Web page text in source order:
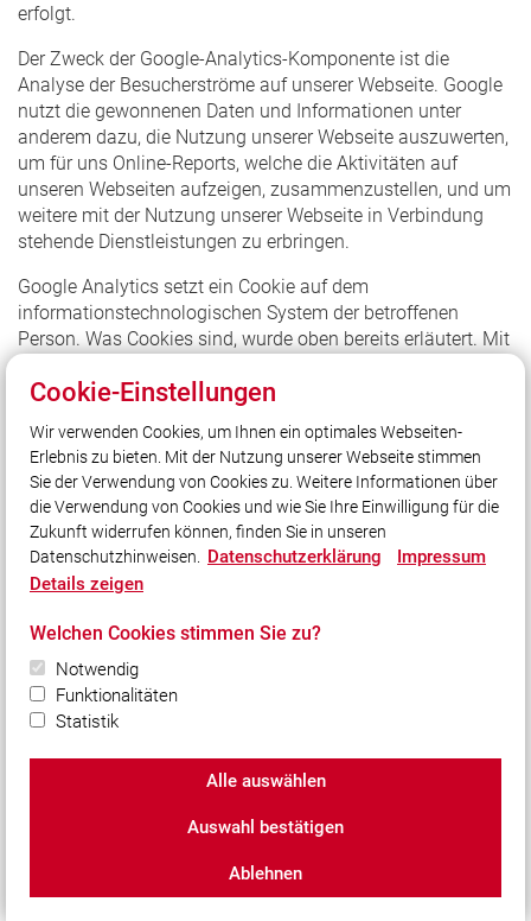
erfolgt.
Der Zweck der Google-Analytics-Komponente ist die
Analyse der Besucherströme auf unserer Webseite. Google
nutzt die gewonnenen Daten und Informationen unter
anderem dazu, die Nutzung unserer Webseite auszuwerten,
um für uns Online-Reports, welche die Aktivitäten auf
unseren Webseiten aufzeigen, zusammenzustellen, und um
weitere mit der Nutzung unserer Webseite in Verbindung
stehende Dienstleistungen zu erbringen.
Google Analytics setzt ein Cookie auf dem
informationstechnologischen System der betroffenen
Person. Was Cookies sind, wurde oben bereits erläutert. Mit
Benutzung unserer Webseite ermöglicht. Durch jeden Aufruf
Verarbeitung Verantwortlichen betrieben wird und auf
welcher eine Google-Analytics-Komponente integriert
wurde, wird der Internetbrowser auf dem
informationstechnologischen System der betroffenen
Person automatisch durch die jeweilige Google-Analytics-
Komponente veranlasst, Daten zum Zwecke der Online-
Analyse an Google zu übermitteln.
Im Rahmen dieses technischen Verfahrens erhält Google
der betroffenen Person, die Google unter anderem dazu
dienen, die Herkunft der Besucher und Klicks
nachzuvollziehen und in der Folge
Provisionsabrechnungen zu ermöglichen.
Informationen, beispielsweise die Zugriffszeit, der Ort, von
Besuche unserer Webseite durch die betroffene Person,
Cookie-Einstellungen
Wir verwenden Cookies, um Ihnen ein optimales Webseiten-
Erlebnis zu bieten. Mit der Nutzung unserer Webseite stimmen
Sie der Verwendung von Cookies zu. Weitere Informationen über
die Verwendung von Cookies und wie Sie Ihre Einwilligung für die
Zukunft widerrufen können, finden Sie in unseren
Datenschutzhinweisen. Datenschutzerklärung
Impressum
Details zeigen
Welchen Cookies stimmen Sie zu?
Notwendig
Funktionalitäten
Statistik
Alle auswählen
Auswahl bestätigen
Ablehnen